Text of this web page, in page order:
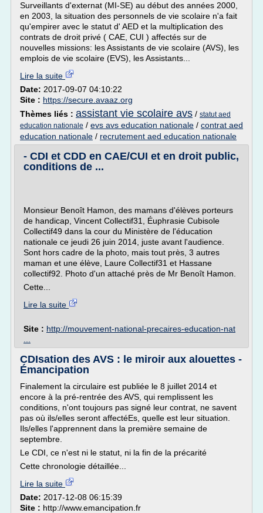
Surveillants d'externat (MI-SE) au début des années 2000,
en 2003, la situation des personnels de vie scolaire n'a fait
qu'empirer avec le statut d' AED et la multiplication des
contrats de droit privé ( CAE, CUI ) affectés sur de
nouvelles missions: les Assistants de vie scolaire (AVS), les
emplois de vie scolaire (EVS), les Assistants...
Lire la suite
Date: 2017-09-07 04:10:22
Site : https://secure.avaaz.org
Thèmes liés : assistant vie scolaire avs / statut aed
education nationale / evs avs education nationale / contrat aed
education nationale / recrutement aed education nationale
- CDI et CDD en CAE/CUI et en droit public,
conditions de ...
Monsieur Benoît Hamon, des mamans d'élèves porteurs
de handicap, Vincent Collectif31, Éuphrasie Cubisole
Collectif49 dans la cour du Ministère de l'éducation
nationale ce jeudi 26 juin 2014, juste avant l'audience.
Sont hors cadre de la photo, mais tout près, 3 autres
maman et une élève, Laure Collectif31 et Hassane
collectif92. Photo d'un attaché près de Mr Benoît Hamon.
Cette...
Lire la suite
Site : http://mouvement-national-precaires-education-nat
CDIsation des AVS : le miroir aux alouettes -
Émancipation
Finalement la circulaire est publiée le 8 juillet 2014 et
encore à la pré-rentrée des AVS, qui remplissent les
conditions, n'ont toujours pas signé leur contrat, ne savent
pas où ils/elles seront affectéEs, quelle est leur situation.
Ils/elles l'apprennent dans la première semaine de
septembre.
Le CDI, ce n'est ni le statut, ni la fin de la précarité
Cette chronologie détaillée...
Lire la suite
Date: 2017-12-08 06:15:39
Site : http://www.emancipation.fr